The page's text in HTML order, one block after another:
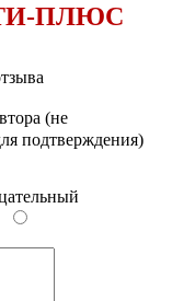
ПЛЮС
(не
подтверждения)